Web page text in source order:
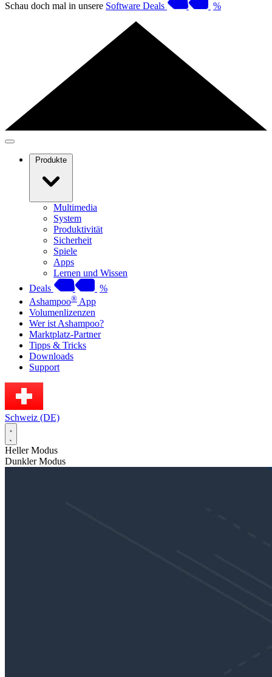
Schau doch mal in unsere Software Deals %
Produkte
Multimedia
System
Produktivität
Sicherheit
Spiele
Apps
Lernen und Wissen
Deals
%
Ashampoo® App
Volumenlizenzen
Wer ist Ashampoo?
Marktplatz-Partner
Tipps & Tricks
Downloads
Support
Schweiz (DE)
Heller Modus
Dunkler Modus